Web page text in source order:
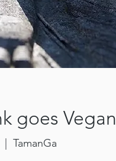
goes Vegan
TamanGa